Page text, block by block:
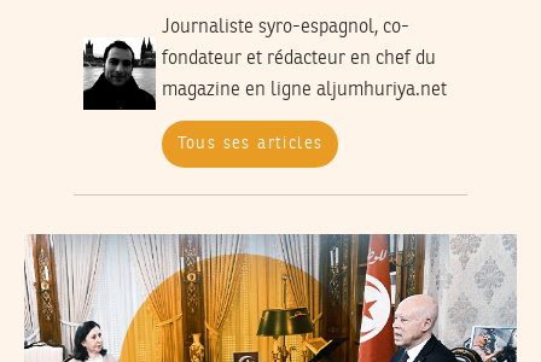
Journaliste syro-espagnol, co-
fondateur et rédacteur en chef du
magazine en ligne aljumhuriya.net
Tous ses articles